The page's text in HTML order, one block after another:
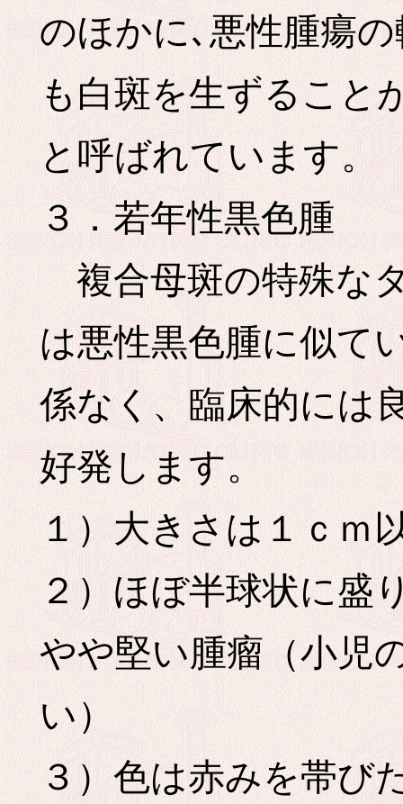
のほかに､悪性腫瘍
も白斑を生ずること
と呼ばれています。
３．若年性黒色腫
複合母斑の特殊な
は悪性黒色腫に似て
係なく、臨床的には
好発します。
１）大きさは１ｃｍ
２）ほぼ半球状に盛
やや堅い腫瘤（小児
い）
３）色は赤みを帯び